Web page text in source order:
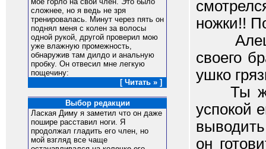
сложнее, но я ведь не зря
тренировалась. Минут через пять он
поднял меня с колен за волосы
одной рукой, другой проверил мою
уже влажную промежность,
обнаружив там дилдо и анальную
пробку. Он отвесил мне легкую
пощечину:
[ Читать » ]
Выбор редакции
Лаская Диму я заметил что он даже
пошире расставил ноги. Я
продолжал гладить его член, но
мой взгляд все чаще
ножки!!
Алеша,
своего
ушко
Ты же
успокой
он